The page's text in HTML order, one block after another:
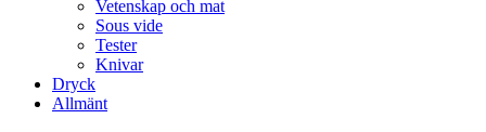
Vetenskap och mat
Sous vide
Tester
Knivar
Dryck
Allmänt